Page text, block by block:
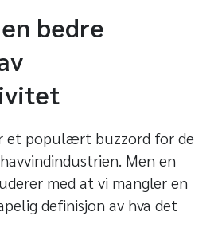
bedre
et populært buzzord for de
Men en
med at vi mangler en
definisjon av hva det